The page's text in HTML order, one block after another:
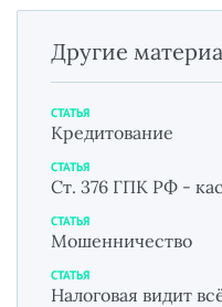
Другие
СТАТЬЯ
Кредитование
СТАТЬЯ
Ст. 376 ГПК РФ -
СТАТЬЯ
Мошенничество
СТАТЬЯ
Налоговая видит